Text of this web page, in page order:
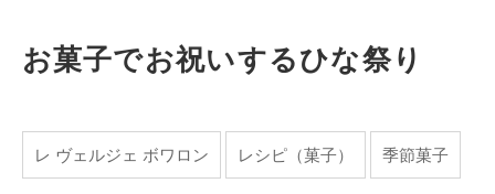
お菓子でお祝いするひな祭り
レ ヴェルジェ ボワロン レシピ（菓子） 季節菓子